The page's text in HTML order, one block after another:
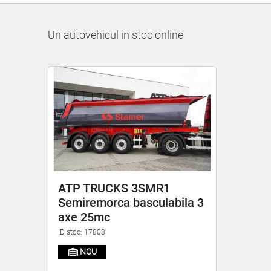
Un autovehicul in stoc online
ATP TRUCKS 3SMR1
Semiremorca basculabila 3
axe 25mc
ID stoc: 17808
NOU